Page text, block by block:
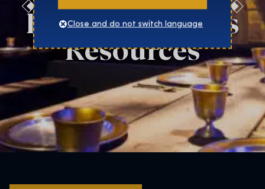
Barcelona Press
Resources
Close and do not switch language